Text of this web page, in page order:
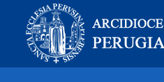
content